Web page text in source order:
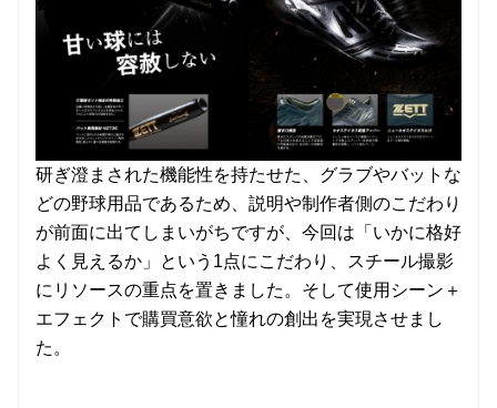
研ぎ澄まされた機能性を持たせた、グラブやバットな
どの野球用品であるため、説明や制作者側のこだわり
が前面に出てしまいがちですが、今回は「いかに格好
よく見えるか」という1点にこだわり、スチール撮影
にリソースの重点を置きました。そして使用シーン＋
エフェクトで購買意欲と憧れの創出を実現させまし
た。